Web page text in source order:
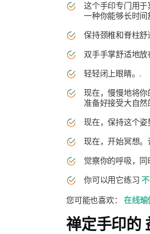
这个手印专门用于
一种你能够长时间
保持颈椎和脊柱舒
双手手掌舒适地
轻轻闭上眼睛。.
现在，慢慢地将
准备好接受大自然
现在，保持这个
现在，开始冥想
觉察你的呼吸，
你可以用它练习
您可能也喜欢：在线瑜
禅定手印的